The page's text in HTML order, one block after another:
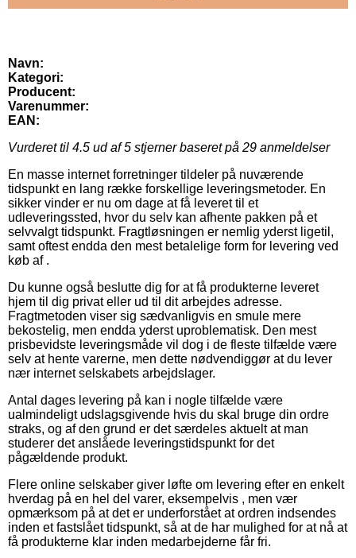
Navn:
Kategori:
Producent:
Varenummer:
EAN:
Vurderet til 4.5 ud af 5 stjerner baseret på 29 anmeldelser
En masse internet forretninger tildeler på nuværende
tidspunkt en lang række forskellige leveringsmetoder. En
sikker vinder er nu om dage at få leveret til et
udleveringssted, hvor du selv kan afhente pakken på et
selvvalgt tidspunkt. Fragtløsningen er nemlig yderst ligetil,
samt oftest endda den mest betalelige form for levering ved
køb af .
Du kunne også beslutte dig for at få produkterne leveret
hjem til dig privat eller ud til dit arbejdes adresse.
Fragtmetoden viser sig sædvanligvis en smule mere
bekostelig, men endda yderst uproblematisk. Den mest
prisbevidste leveringsmåde vil dog i de fleste tilfælde være
selv at hente varerne, men dette nødvendiggør at du lever
nær internet selskabets arbejdslager.
Antal dages levering på kan i nogle tilfælde være
ualmindeligt udslagsgivende hvis du skal bruge din ordre
straks, og af den grund er det særdeles aktuelt at man
studerer det anslåede leveringstidspunkt for det
pågældende produkt.
Flere online selskaber giver løfte om levering efter en enkelt
hverdag på en hel del varer, eksempelvis , men vær
opmærksom på at det er underforstået at ordren indsendes
inden et fastslået tidspunkt, så at de har mulighed for at nå at
få produkterne klar inden medarbejderne får fri.